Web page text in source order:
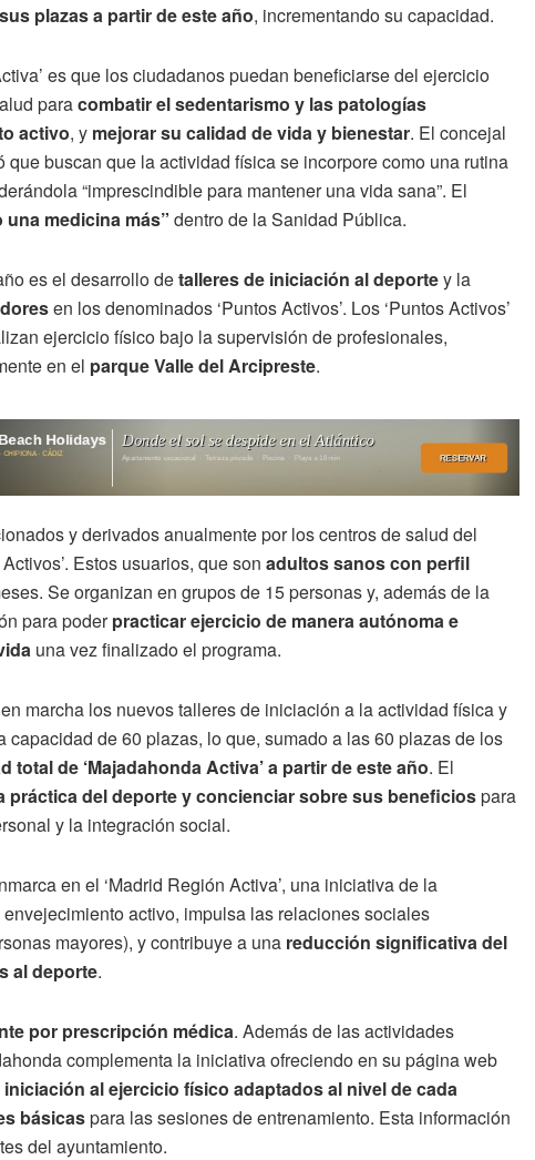
plazas a partir de este año, incrementando su capacidad.
es que los ciudadanos puedan beneficiarse del ejercicio
paracombatir el sedentarismo y las patologías
activo, y mejorar su calidad de vida y bienestar. El concejal
que buscan que la actividad física se incorpore como una rutina
“imprescindible para mantener una vida sana”. El
medicina más” dentro de la Sanidad Pública.
es el desarrollo detalleres de iniciación al deportey la
en los denominados ‘Puntos Activos’. Los ‘Puntos Activos’
ejercicio físico bajo la supervisión de profesionales,
en el parque Valle del Arcipreste.
y derivados anualmente por los centros de salud del
Estos usuarios, que son adultos sanos con perfil
Se organizan en grupos de 15 personas y, además de la
para poderpracticar ejercicio de manera autónoma e
una vez finalizado el programa.
marcha los nuevos talleres de iniciación a la actividad física y
capacidad de 60 plazas, lo que, sumado a las 60 plazas de los
total de ‘Majadahonda Activa’ a partir de este año. El
práctica del deporte y concienciar sobre sus beneficiospara
y la integración social.
en el ‘Madrid Región Activa’, una iniciativa de la
activo, impulsa las relaciones sociales
mayores), y contribuye a una reducción significativa del
al deporte.
por prescripción médica. Además de las actividades
complementa la iniciativa ofreciendo en su página web
al ejercicio físico adaptados al nivel de cada
básicaspara las sesiones de entrenamiento. Esta información
del ayuntamiento.